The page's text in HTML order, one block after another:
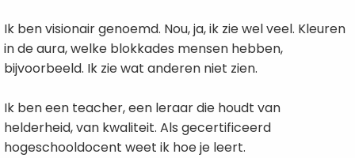
Ik ben visionair genoemd. Nou, ja, ik zie wel veel. Kleuren
in de aura, welke blokkades mensen hebben,
bijvoorbeeld. Ik zie wat anderen niet zien.
Ik ben een teacher, een leraar die houdt van
helderheid, van kwaliteit. Als gecertificeerd
hogeschooldocent weet ik hoe je leert.